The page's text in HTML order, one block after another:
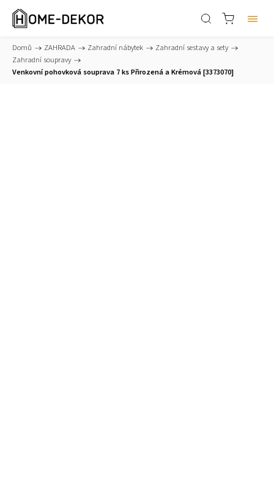
Domů / ZAHRADA / Zahradní nábytek / Zahradní sestavy a sety /
Zahradní soupravy /
Venkovní pohovková souprava 7 ks Přirozená a Krémová [3373070]